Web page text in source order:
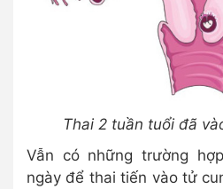
Thai 2 tuần tuổi đã
Vẫn có những trường
ngày để thai tiến vào tử